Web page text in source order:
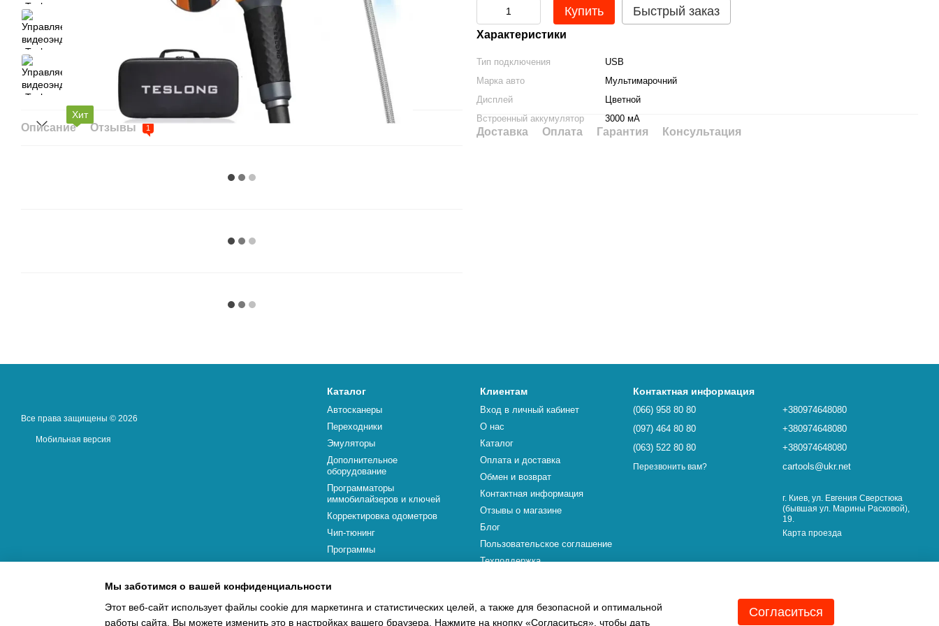
Хит
Описание Отзывы 1
Купить Быстрый заказ
Характеристики
Тип подключения
USB
Марка авто
Мультимарочний
Дисплей
Цветной
Встроенный аккумулятор
3000 мА
Доставка Оплата Гарантия Консультация
Все права защищены © 2026
Мобильная версия
Каталог
Автосканеры
Переходники
Эмуляторы
Дополнительное
оборудование
Программаторы
иммобилайзеров и ключей
Корректировка одометров
Чип-тюнинг
Программы
Клиентам
Вход в личный кабинет
О нас
Каталог
Оплата и доставка
Обмен и возврат
Контактная информация
Отзывы о магазине
Блог
Пользовательское соглашение
Техподдержка
Контактная информация
(066) 958 80 80
(097) 464 80 80
(063) 522 80 80
Перезвонить вам?
+380974648080
+380974648080
+380974648080
cartools@ukr.net
г. Киев, ул. Евгения Сверстюка
(бывшая ул. Марины Расковой),
19.
Карта проезда
Мы заботимся о вашей конфиденциальности
Этот веб-сайт использует файлы cookie для маркетинга и статистических целей, а также для безопасной и оптимальной
работы сайта. Вы можете изменить это в настройках вашего браузера. Нажмите на кнопку «Согласиться», чтобы дать
Согласиться